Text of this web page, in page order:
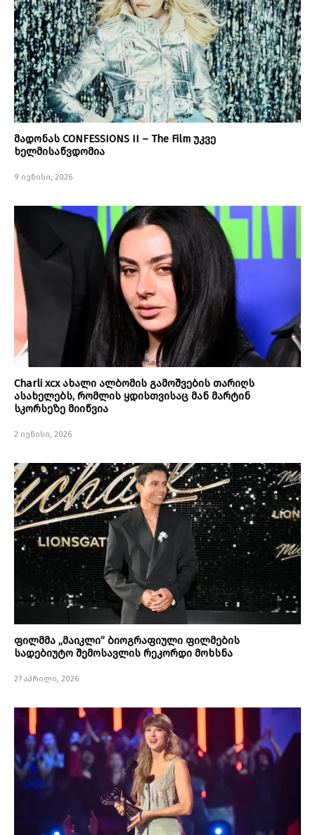
მადონას CONFESSIONS II – The Film უკვე
ხელმისაწვდომია
9 ივნისი, 2026
Charli xcx ახალი ალბომის გამოშვების თარიღს
ასახელებს, რომლის ყდისთვისაც მან მარტინ
სკორსეზე მიიწვია
2 ივნისი, 2026
ფილმმა „მაიკლი” ბიოგრაფიული ფილმების
სადებიუტო შემოსავლის რეკორდი მოხსნა
27 აპრილი, 2026